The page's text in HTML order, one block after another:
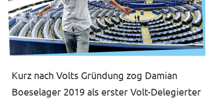
Kurz nach Volts Gründung zog Damian
Boeselager 2019 als erster Volt-Delegierter